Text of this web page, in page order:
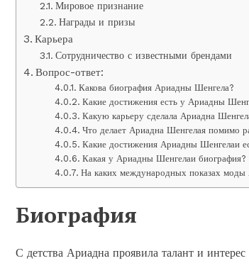
Мировое признание
Награды и призы
Карьера
Сотрудничество с известными брендами
Вопрос-ответ:
Какова биография Ариадны Шенгела?
Какие достижения есть у Ариадны
Какую карьеру сделала Ариадна
Что делает Ариадна Шенгелая помимо
Какие достижения Ариадны Шенгелаи
Какая у Ариадны Шенгелаи биография?
На каких международных показах моды
Биография
С детства Ариадна проявила талант и